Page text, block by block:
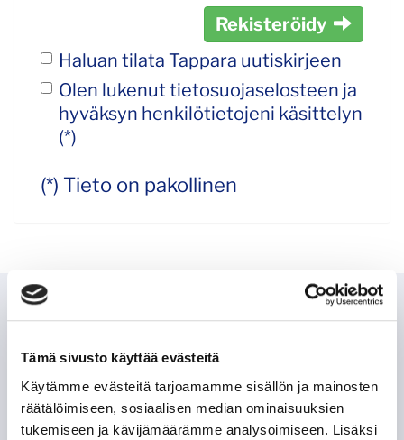
Tämä sivusto käyttää evästeitä
Käytämme evästeitä tarjoamamme sisällön ja mainosten
räätälöimiseen, sosiaalisen median ominaisuuksien
tukemiseen ja kävijämäärämme analysoimiseen. Lisäksi
Rekisteröidy
Haluan tilata Tappara uutiskirjeen
Olen lukenut tietosuojaselosteen ja
hyväksyn henkilötietojeni käsittelyn
(*)
(*) Tieto on pakollinen